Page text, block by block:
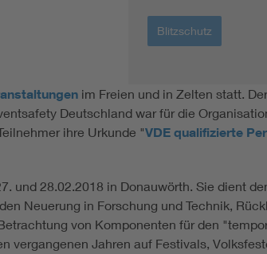
Blitzschutz
im Freien und in Zelten statt.
Deutschland war für die
ihre Urkunde "VDE qualifizierte
und 28.02.2018 in Donauwörth. Sie dient
Neuerung in Forschung und Technik,
von Komponenten für den
vergangenen Jahren auf Festivals,